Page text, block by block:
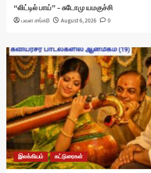
“லிட்டில் பாய்” – சுடோமு யமகுச்சி
பவள சங்கரி August 6, 2026 0
இலக்கியம் கட்டுரைகள்